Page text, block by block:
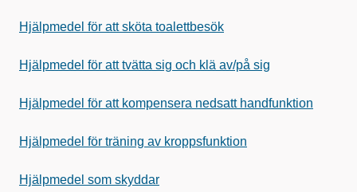
Hjälpmedel för att sköta toalettbesök
Hjälpmedel för att tvätta sig och klä av/på sig
Hjälpmedel för att kompensera nedsatt handfunktion
Hjälpmedel för träning av kroppsfunktion
Hjälpmedel som skyddar